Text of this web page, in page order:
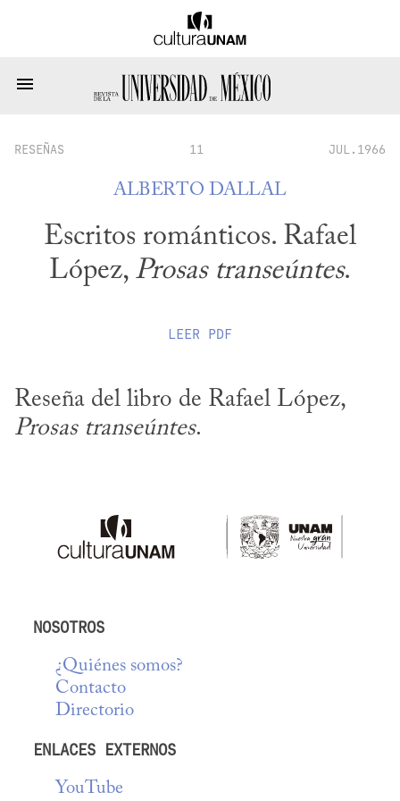
RESEÑAS 11 JUL.1966
ALBERTO DALLAL
Escritos románticos. Rafael
López, Prosas transeúntes.
LEER PDF
Reseña del libro de Rafael López,
Prosas transeúntes.
NOSOTROS
¿Quiénes somos?
Contacto
Directorio
ENLACES EXTERNOS
YouTube